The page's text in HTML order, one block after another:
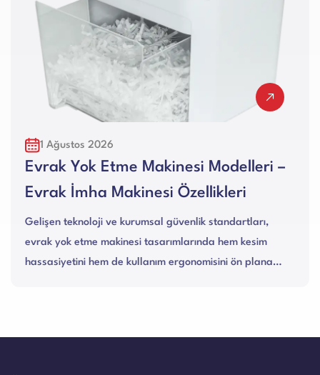
Modelleri –
Özellikleri
güvenlik standartları,
hem kesim
ergonomisini ön plana
Karton Ambalaj
Alanları Nelerdir?
Endüstriyel üretim
merkezlerine kadar geniş
karton ambalaj makinesi,